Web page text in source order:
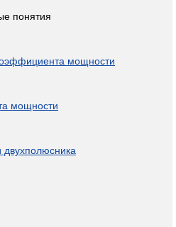
понятия
мощности
мощности